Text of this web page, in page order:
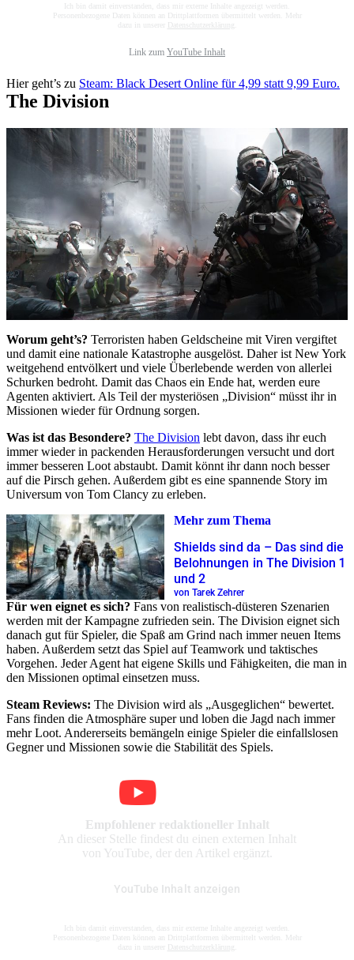
Ich bin damit einverstanden, dass mir externe Inhalte angezeigt werden.
Personenbezogene Daten können an Drittplattformen übermittelt werden. Mehr
Datenschutzerklärung
Link zum YouTube Inhalt
Hier geht’s zu Steam: Black Desert Online für 4,99 statt 9,99 Euro.
The Division
Worum geht’s? Terroristen haben Geldscheine mit Viren vergiftet
und damit eine nationale Katastrophe ausgelöst. Daher ist New York
weitgehend entvölkert und viele Überlebende werden von allerlei
Schurken bedroht. Damit das Chaos ein Ende hat, werden eure
Agenten aktiviert. Als Teil der mysteriösen „Division“ müsst ihr in
Missionen wieder für Ordnung sorgen.
Was ist das Besondere? The Division lebt davon, dass ihr euch
immer wieder in packenden Herausforderungen versucht und dort
immer besseren Loot abstaubt. Damit könnt ihr dann noch besser
auf die Pirsch gehen. Außerdem gibt es eine spannende Story im
Universum von Tom Clancy zu erleben.
Mehr zum Thema
Shields sind da – Das sind die
Belohnungen in The Division 1
und 2
von Tarek Zehrer
Für wen eignet es sich? Fans von realistisch-düsteren Szenarien
werden mit der Kampagne zufrieden sein. The Division eignet sich
danach gut für Spieler, die Spaß am Grind nach immer neuen Items
haben. Außerdem setzt das Spiel auf Teamwork und taktisches
Vorgehen. Jeder Agent hat eigene Skills und Fähigkeiten, die man in
den Missionen optimal einsetzen muss.
Steam Reviews: The Division wird als „Ausgeglichen“ bewertet.
Fans finden die Atmosphäre super und loben die Jagd nach immer
mehr Loot. Andererseits bemängeln einige Spieler die einfallslosen
Gegner und Missionen sowie die Stabilität des Spiels.
Empfohlener redaktioneller Inhalt
An dieser Stelle findest du einen externen Inhalt
von YouTube, der den Artikel ergänzt.
YouTube Inhalt anzeigen
Ich bin damit einverstanden, dass mir externe Inhalte angezeigt werden.
Personenbezogene Daten können an Drittplattformen übermittelt werden. Mehr
Datenschutzerklärung